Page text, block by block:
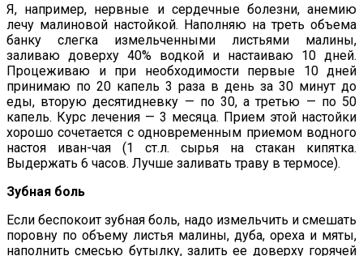
Я, например, нервные и сердечные болезни, анемию
лечу малиновой настойкой. Наполняю на треть объема
банку слегка измельченными листьями малины,
заливаю доверху 40% водкой и настаиваю 10 дней.
Процеживаю и при необходимости первые 10 дней
принимаю по 20 капель 3 раза в день за 30 минут до
еды, вторую десятидневку — по 30, а третью — по 50
капель. Курс лечения — 3 месяца. Прием этой настойки
хорошо сочетается с одновременным приемом водного
настоя иван-чая (1 ст.л. сырья на стакан кипятка.
Выдержать 6 часов. Лучше заливать траву в термосе).
Зубная боль
Если беспокоит зубная боль, надо измельчить и смешать
поровну по объему листья малины, дуба, ореха и мяты,
наполнить смесью бутылку, залить ее доверху горячей